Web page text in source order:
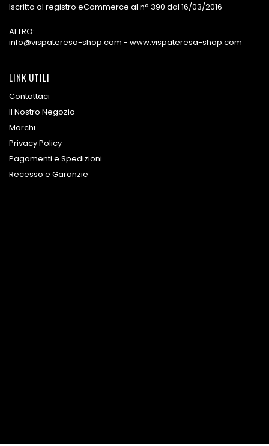
Iscritto al registro eCommerce al n° 390 dal 16/03/2016
ALTRO:
info@vispateresa-shop.com - www.vispateresa-shop.com
LINK UTILI
Contattaci
Il Nostro Negozio
Marchi
Privacy Policy
Pagamenti e Spedizioni
Recesso e Garanzie